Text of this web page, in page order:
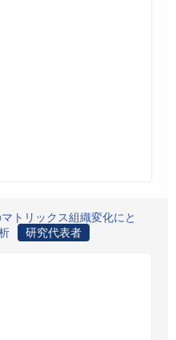
トリックス組織変化にと
研究代表者